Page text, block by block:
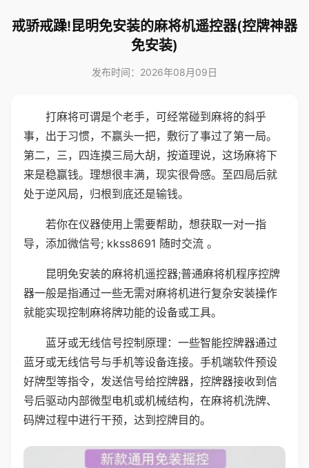
戒骄戒躁!昆明免安装的麻将机遥控器(控牌神器
免安装)
发布时间：2026年08月09日
打麻将可谓是个老手，可经常碰到麻将的斜乎
事，出于习惯，不赢头一把，敷衍了事过了第一局。
第二，三，四连摸三局大胡，按道理说，这场麻将下
来是稳赢钱。理想很丰满，现实很骨感。至四局后就
处于逆风局，归根到底还是输钱。
若你在仪器使用上需要帮助，想获取一对一指
导，添加微信号; kkss8691 随时交流 。
昆明免安装的麻将机遥控器;普通麻将机程序控牌
器一般是指通过一些无需对麻将机进行复杂安装操作
就能实现控制麻将牌功能的设备或工具。
蓝牙或无线信号控制原理：一些智能控牌器通过
蓝牙或无线信号与手机等设备连接。手机端软件预设
好牌型等指令，发送信号给控牌器，控牌器接收到信
号后驱动内部微型电机或机械结构，在麻将机洗牌、
码牌过程中进行干预，达到控牌目的。